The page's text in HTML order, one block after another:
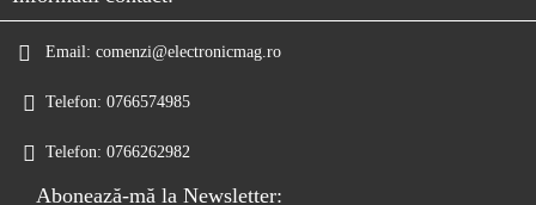
Email: comenzi@electronicmag.ro
Telefon: 0766574985
Telefon: 0766262982
Abonează-mă la Newsletter: